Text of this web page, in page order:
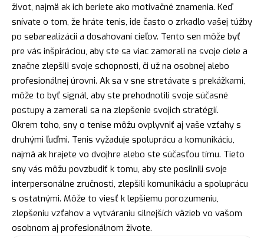
život, najmä ak ich beriete ako motivačné znamenia. Keď
snívate o tom, že hráte tenis, ide často o zrkadlo vašej túžby
po sebarealizácii a dosahovaní cieľov. Tento sen môže byť
pre vás inšpiráciou, aby ste sa viac zamerali na svoje ciele a
značne zlepšili svoje schopnosti, či už na osobnej alebo
profesionálnej úrovni. Ak sa v sne stretávate s prekážkami,
môže to byť signál, aby ste prehodnotili svoje súčasné
postupy a zamerali sa na zlepšenie svojich stratégií.
Okrem toho, sny o tenise môžu ovplyvniť aj vaše vzťahy s
druhými ľuďmi. Tenis vyžaduje spoluprácu a komunikáciu,
najmä ak hrajete vo dvojhre alebo ste súčasťou tímu. Tieto
sny vás môžu povzbudiť k tomu, aby ste posilnili svoje
interpersonálne zručnosti, zlepšili komunikáciu a spoluprácu
s ostatnými. Môže to viesť k lepšiemu porozumeniu,
zlepšeniu vzťahov a vytváraniu silnejších väzieb vo vašom
osobnom aj profesionálnom živote.